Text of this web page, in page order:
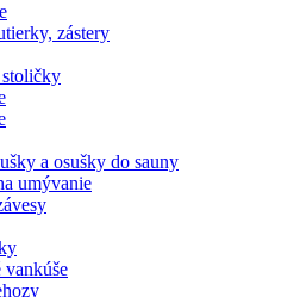
zástery
a osušky do sauny
umývanie
vankúše